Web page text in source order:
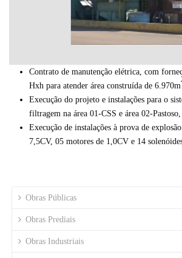
Contrato de manutenção elétrica, com
Hxh para atender área construída de 6.970m
Execução do projeto e instalações para o
filtragem na área 01-CSS e área 02-
Execução de instalações à prova de
7,5CV, 05 motores de 1,0CV e 14
Obras Públicas
Obras Prediais
Obras Industriais